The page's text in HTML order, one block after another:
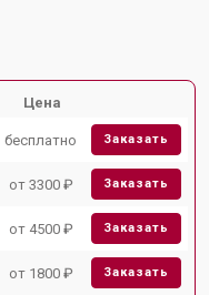
Цена
бесплатно Заказать
от 3300 ₽ Заказать
от 4500 ₽ Заказать
от 1800 ₽ Заказать